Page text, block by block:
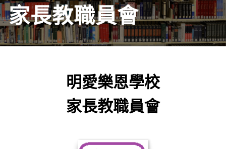
家長教職員會
明愛樂恩學校
家長教職員會